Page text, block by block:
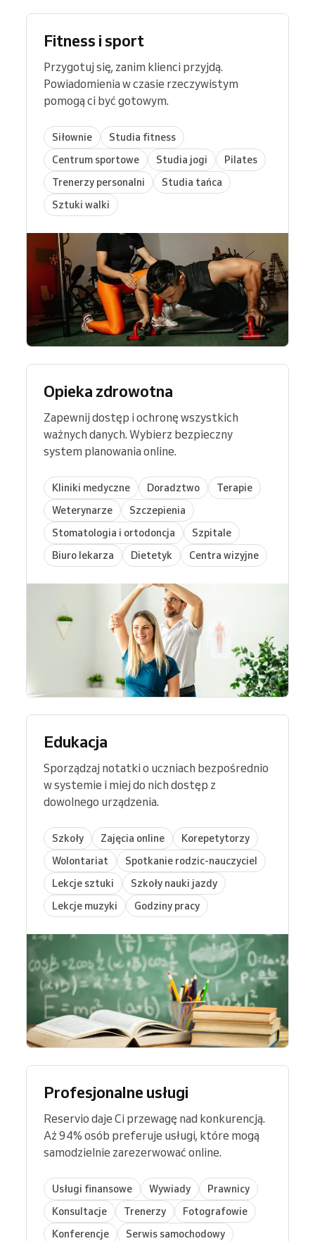
Fitness i sport
Przygotuj się, zanim klienci przyjdą.
Powiadomienia w czasie rzeczywistym
pomogą ci być gotowym.
Siłownie
Studia fitness
Centrum sportowe
Studia jogi
Pilates
Trenerzy personalni
Studia tańca
Sztuki walki
Opieka zdrowotna
Zapewnij dostęp i ochronę wszystkich
ważnych danych. Wybierz bezpieczny
system planowania online.
Kliniki medyczne Doradztwo
Terapie
Weterynarze
Szczepienia
Stomatologia i ortodoncja
Szpitale
Biuro lekarza
Dietetyk Centra wizyjne
Edukacja
Sporządzaj notatki o uczniach bezpośrednio
w systemie i miej do nich dostęp z
dowolnego urządzenia.
Szkoły Zajęcia online
Korepetytorzy
Wolontariat
Spotkanie rodzic-nauczyciel
Lekcje sztuki
Szkoły nauki jazdy
Lekcje muzyki
Godziny pracy
Profesjonalne usługi
Reservio daje Ci przewagę nad konkurencją.
Aż 94% osób preferuje usługi, które mogą
samodzielnie zarezerwować online.
Usługi finansowe Wywiady
Prawnicy
Konsultacje
Trenerzy
Fotografowie
Konferencje
Serwis samochodowy